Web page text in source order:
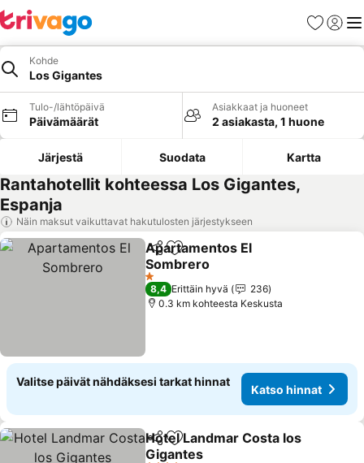
Suosikit
Kohde
Los Gigantes
Tulo-/lähtöpäivä
Päivämäärät
Asiakkaat ja huoneet
2 asiakasta, 1 huone
Järjestä Suodata Kartta
Rantahotellit kohteessa Los Gigantes,
Espanja
Näin maksut vaikuttavat hakutulosten järjestykseen
Jaa Lisää suosikkeihin
Apartamentos El
Sombrero
1 Tähtiluokitus
8,4 Erittäin hyvä
236
0.3 km kohteesta Keskusta
Valitse päivät nähdäksesi tarkat hinnat
Katso hinnat
Jaa Lisää suosikkeihin
Hotel Landmar Costa los
Gigantes